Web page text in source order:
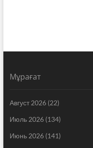
Мұрағат
Август 2026(22)
Июль 2026(134)
Июнь 2026(141)